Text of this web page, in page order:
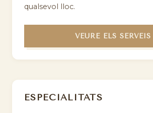
qualsevol lloc.
VEURE ELS SERVEIS
ESPECIALITATS